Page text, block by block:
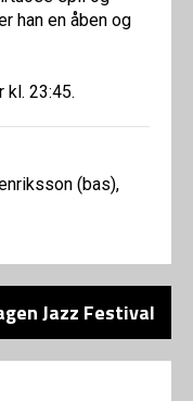
han en åben og
kl. 23:45.
(bas),
Jazz Festival